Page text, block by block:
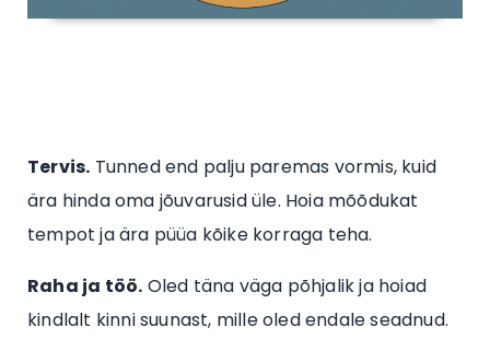
Tervis. Tunned end palju paremas vormis, kuid
ära hinda oma jõuvarusid üle. Hoia mõõdukat
tempot ja ära püüa kõike korraga teha.
Raha ja töö. Oled täna väga põhjalik ja hoiad
kindlalt kinni suunast, mille oled endale seadnud.